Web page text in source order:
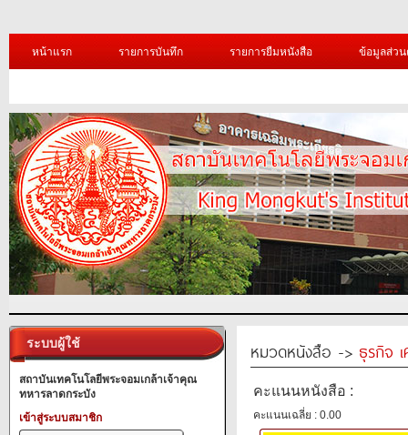
หน้าแรก รายการบันทึก รายการยืมหนังสือ ข้อมูลส่ว
ระบบผู้ใช้
สถาบันเทคโนโลยีพระจอมเกล้าเจ้าคุณ
ทหารลาดกระบัง
เข้าสู่ระบบสมาชิก
หมวดหนังสือ -> ธุรกิจ
คะแนนหนังสือ :
คะแนนเฉลี่ย : 0.00